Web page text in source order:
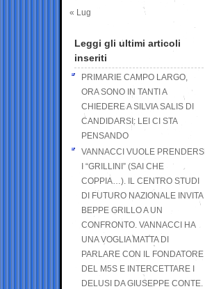
« Lug
Leggi gli ultimi articoli
inseriti
PRIMARIE CAMPO LARGO,
ORA SONO IN TANTI A
CHIEDERE A SILVIA SALIS DI
CANDIDARSI: LEI CI STA
PENSANDO
VANNACCI VUOLE PRENDERSI
I “GRILLINI” (SAI CHE
COPPIA…). IL CENTRO STUDI
DI FUTURO NAZIONALE INVITA
BEPPE GRILLO A UN
CONFRONTO. VANNACCI HA
UNA VOGLIA MATTA DI
PARLARE CON IL FONDATORE
DEL M5S E INTERCETTARE I
DELUSI DA GIUSEPPE CONTE.